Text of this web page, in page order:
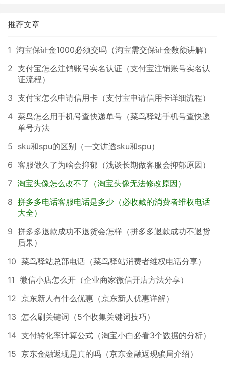
推荐文章
1 淘宝保证金1000必须交吗（淘宝需交保证金数额讲解）
2 支付宝怎么注销账号实名认证（支付宝注销账号实名认
证流程）
3 支付宝怎么申请信用卡（支付宝申请信用卡详细流程）
4 菜鸟怎么用手机号查快递单号（菜鸟驿站手机号查快递
单号方法
5 sku和spu的区别（一文讲透sku和spu）
6 客服做久了为啥会抑郁（浅谈长期做客服会抑郁原因）
7 淘宝头像怎么改不了（淘宝头像无法修改原因）
8 拼多多电话客服电话是多少（必收藏的消费者维权电话
大全）
9 拼多多退款成功不退货会怎样（拼多多退款成功不退货
后果）
10 菜鸟驿站总部电话（菜鸟驿站消费者维权电话分享）
11 微信小店怎么开（企业商家微信开店方法分享）
12 京东新人有什么优惠（京东新人优惠详解）
13 怎么刷关键词（5个收集关键词技巧）
14 支付转化率计算公式（淘宝小白必看3个数据的分析）
15 京东金融返现是真的吗（京东金融返现骗局介绍）